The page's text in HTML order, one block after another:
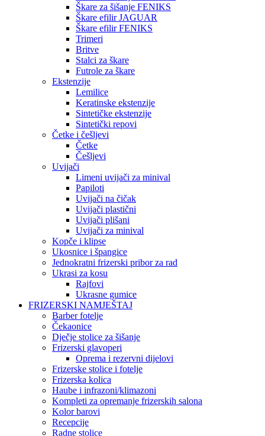
Škare za šišanje FENIKS
Škare efilir JAGUAR
Škare efilir FENIKS
Trimeri
Britve
Stalci za škare
Futrole za škare
Ekstenzije
Lemilice
Keratinske ekstenzije
Sintetičke ekstenzije
Sintetički repovi
Četke i češljevi
Četke
Češljevi
Uvijači
Limeni uvijači za minival
Papiloti
Uvijači na čičak
Uvijači plastični
Uvijači plišani
Uvijači za minival
Kopče i klipse
Ukosnice i špangice
Jednokratni frizerski pribor za rad
Ukrasi za kosu
Rajfovi
Ukrasne gumice
FRIZERSKI NAMJEŠTAJ
Barber fotelje
Čekaonice
Dječje stolice za šišanje
Frizerski glavoperi
Oprema i rezervni dijelovi
Frizerske stolice i fotelje
Frizerska kolica
Haube i infrazoni/klimazoni
Kompleti za opremanje frizerskih salona
Kolor barovi
Recepcije
Radne stolice